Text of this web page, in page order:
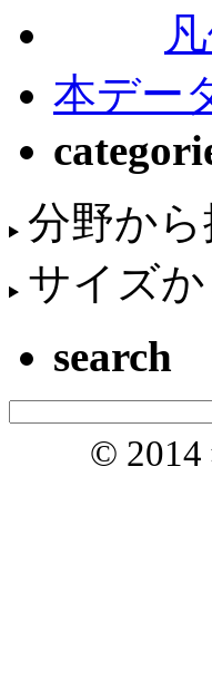
本デー
分野から
サイズ
search
©